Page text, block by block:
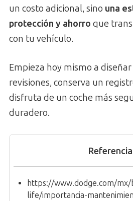
un costo adicional, sino una
protección y ahorro que
con tu vehículo.
Empieza hoy mismo a
revisiones, conserva un
disfruta de un coche más
duradero.
https://www.dodge.com/
life/importancia-